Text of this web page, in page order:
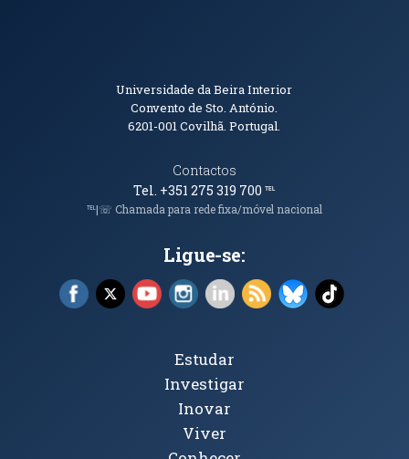
Informações de Contacto
Universidade da Beira Interior
Convento de Sto. António.
6201-001Covilhã. Portugal.
Contactos
Tel. +351 275 319 700℡
℡|☏ Chamada para rede fixa/móvel nacional
Ligue-se:
Facebook (abre em nova janela)
X (abre em nova janela)
YouTube (abre em nova janela)
Instagram (abre em nova janela)
LinkedIn (abre em nova
RSS (abre em nova
Bluesky (abre
TikTok
Tópicos Principais
Estudar
Investigar
Inovar
Viver